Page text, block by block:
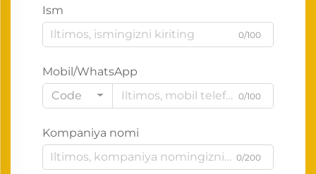
Ism
0/100
Mobil/WhatsApp
Code
0/100
Kompaniya nomi
0/200